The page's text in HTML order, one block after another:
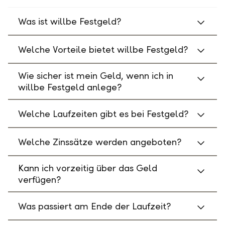
Was ist willbe Festgeld?
Welche Vorteile bietet willbe Festgeld?
Wie sicher ist mein Geld, wenn ich in
willbe Festgeld anlege?
Welche Laufzeiten gibt es bei Festgeld?
Welche Zinssätze werden angeboten?
Kann ich vorzeitig über das Geld
verfügen?
Was passiert am Ende der Laufzeit?